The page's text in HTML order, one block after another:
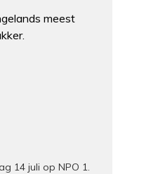
meest
14 juli op NPO 1.